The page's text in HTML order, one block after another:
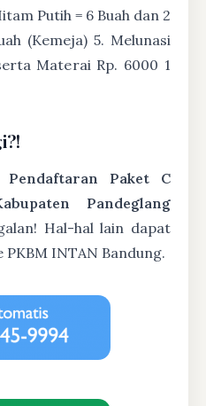
Putih = 6 Buah dan 2
(Kemeja) 5. Melunasi
Materai Rp. 6000 1
Pendaftaran Paket C
Pandeglang
Hal-hal lain dapat
INTAN Bandung.